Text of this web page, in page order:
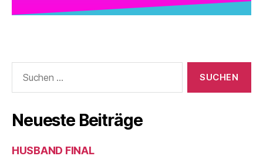
Neueste Beiträge
HUSBAND FINAL